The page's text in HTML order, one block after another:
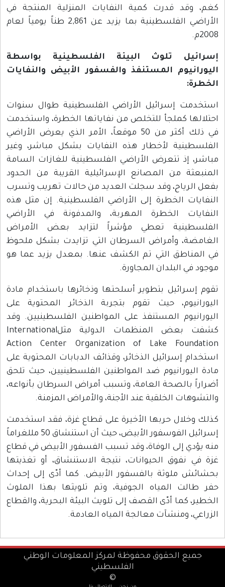
كغم، وقد قدرت كمية النفايات المنزلية المنتجة في
الأراضي الفلسطينية بما يزيد عن 2,861 طناً يومياً لعام
2008م.
إسرائيل تلوث البيئة الفلسطينية بواسطة
اليورانيوم المستنفذ والفسفور الأبيض والنفايات
الخطرة:
استخدمت إسرائيل الأراضي الفلسطينية طوال سنوات
احتلالها كملجأ للتخلص من نفاياتها الخطرة، واستخدمت
في ذلك أكثر من 50 موقعاً، الأمر الذي يعرض الأراضي
الفلسطينية لأخطار هذه النفايات بشكل مباشر، وغير
مباشر، إذ تتعرض الأراضي الفلسطينية للغازات السامة
المنبعثة من المصانع الإسرائيلية القريبة من الحدود
بفعل الرياح، وقد سجلت العديد من حالات تهريب وتسرب
النفايات الخطرة إلى الأراضي الفلسطينية. إن مثل هذه
النفايات الخطرة المهربة، والمدفونة في الأراضي
الفلسطينية تعطي مؤشراً لتزايد بعض الأمراض
الغامضة، وأمراض السرطان التي تزايدت بشكل ملحوظ
في المناطق التي تم الكشف عنها. بمعدل يزيد عما هو
موجود في البلدان المجاورة.
تقوم إسرائيل بتطوير أسلحتها وذخائرها باستخدام مادة
اليورانيوم، حيث تقوم بتجربة الذخائر المحتوية على
اليورانيوم المستنفذ على المواطنين الفلسطينيين. وقد
كشفت بعض المنظمات الدولية مثلInternational
Action Center Organization of Lake Foundation
استخدام إسرائيل الذخائر، وقذائف الدبابات المحتوية على
مادة اليورانيوم ضد المواطنين الفلسطينيين، حيث تلحق
أضراراً بالصحة العامة، وتسبب أمراض السرطان بأنواعه،
والتشوهات الخلقية عند الأجنة، والأمراض المزمنة.
كذلك وخلال حربها الأخيرة على قطاع غزة، فقد استخدمت
إسرائيل الفوسفور الأبيض، حيث أن استنشاق 50 مللغراماً
منه يؤدي إلى الوفاة، وقد تسبب الفسفور الأبيض في قطاع
غزة في نفوق الحيوانات، نتيجة الاستنشاق، أو تغذيتها
بحشائش ملوثة بالفسفور الأبيض. كما أدّى إلى إحداث
حفر طالت المياه الجوفية، وتم تلويثها بهذا الملوث
الخطير، كما أدّى القصف إلى تلويث البيئة البحرية، والقطاع
الزراعي، ومنشآت معالجة المياه العادمة.
جميع الحقوق محفوظة لمركز المعلومات الوطني
الفلسطيني
©